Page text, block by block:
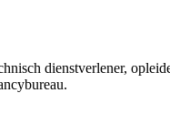
dienstverlener,